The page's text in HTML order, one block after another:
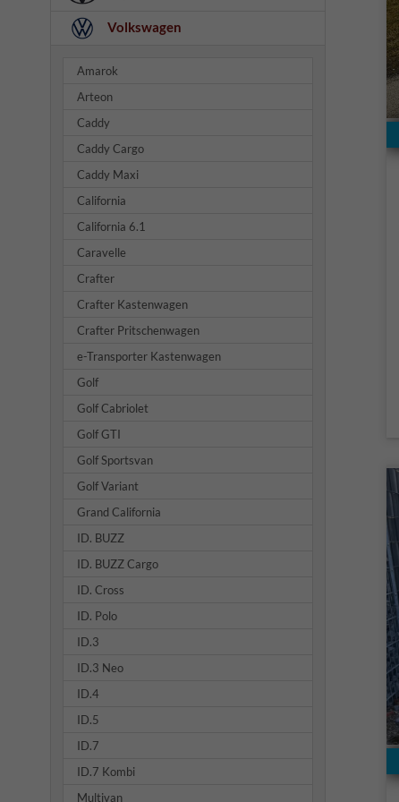
Volkswagen
Amarok
Arteon
Caddy
Caddy Cargo
Caddy Maxi
California
California 6.1
Caravelle
Crafter
Crafter Kastenwagen
Crafter Pritschenwagen
e-Transporter Kastenwagen
Golf
Golf Cabriolet
Golf GTI
Golf Sportsvan
Golf Variant
Grand California
ID. BUZZ
ID. BUZZ Cargo
ID. Cross
ID. Polo
ID.3
ID.3 Neo
ID.4
ID.5
ID.7
ID.7 Kombi
Multivan